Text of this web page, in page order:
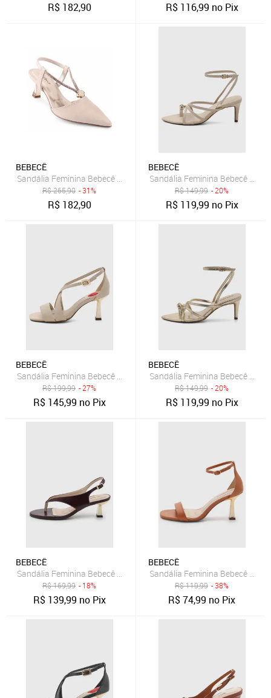
R$ 182,90 R$ 116,99 no Pix
BEBECÊ
Sandália Feminina Bebecê Salto Fino Baixo Bico Fino Nude
R$265,90 - 31%
R$ 182,90
BEBECÊ
Sandália Feminina Bebecê
R$149,99 - 20%
R$ 119,99 no Pix
BEBECÊ
Sandália Feminina Bebecê Salto Médio Bege
R$199,99 - 27%
R$ 145,99 no Pix
BEBECÊ
Sandália Feminina Bebecê
R$149,99 - 20%
R$ 119,99 no Pix
BEBECÊ
Sandália Feminina Bebecê Salto Bloco Fivela Bordô
R$169,99 - 18%
R$ 139,99 no Pix
BEBECÊ
Sandália Feminina Bebecê
R$119,99 - 38%
R$74,99 no Pix